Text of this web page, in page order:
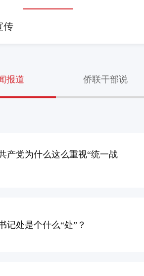
传
报道 侨联干部说
产党为什么这么重视“统一战
记处是个什么“处”？